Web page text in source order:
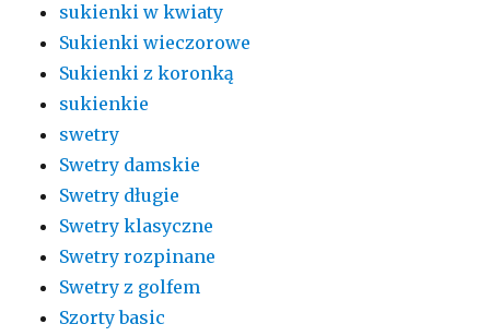
sukienki w kwiaty
Sukienki wieczorowe
Sukienki z koronką
sukienkie
swetry
Swetry damskie
Swetry długie
Swetry klasyczne
Swetry rozpinane
Swetry z golfem
Szorty basic